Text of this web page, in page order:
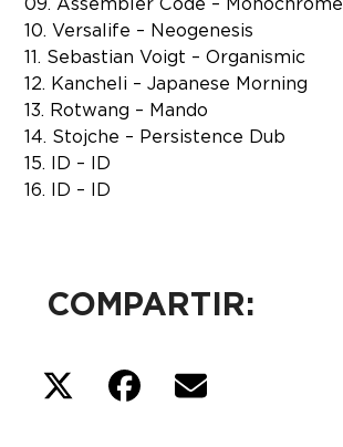
10. Versalife – Neogenesis
11. Sebastian Voigt – Organismic
12. Kancheli – Japanese Morning
13. Rotwang – Mando
14. Stojche – Persistence Dub
15. ID – ID
16. ID – ID
COMPARTIR: